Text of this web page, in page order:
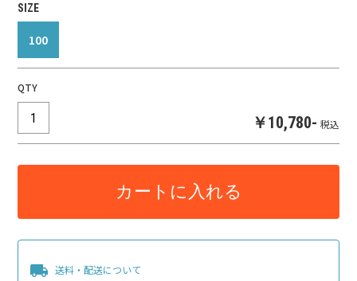
SIZE
100
QTY
￥10,780- 税込
カートに入れる
local_shipping 送料・配送について